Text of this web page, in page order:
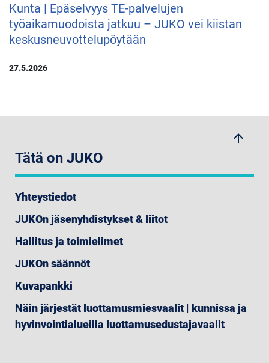
Kunta | Epäselvyys TE-palvelujen
työaikamuodoista jatkuu – JUKO vei kiistan
keskusneuvottelupöytään
27.5.2026
arrow_upwards
Tätä on JUKO
Yhteystiedot
JUKOn jäsenyhdistykset & liitot
Hallitus ja toimielimet
JUKOn säännöt
Kuvapankki
Näin järjestät luottamusmiesvaalit | kunnissa ja
hyvinvointialueilla luottamusedustajavaalit